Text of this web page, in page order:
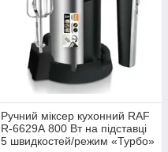
Ручний міксер кухонний RAF
R-6629А 800 Вт на підставці
5 швидкостей/режим «Турбо»